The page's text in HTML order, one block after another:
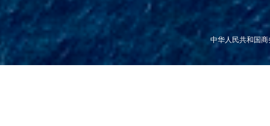
中华人民共和国